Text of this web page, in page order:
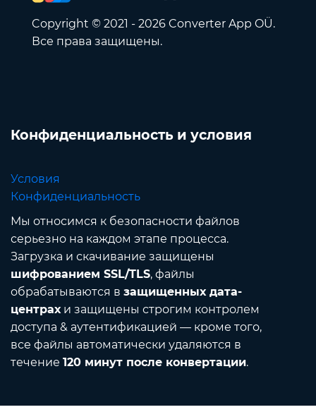
Copyright © 2021 - 2026 Converter App OÜ.
Все права защищены.
Конфиденциальность и условия
Условия
Конфиденциальность
Мы относимся к безопасности файлов
серьезно на каждом этапе процесса.
Загрузка и скачивание защищены
шифрованием SSL/TLS, файлы
обрабатываются в защищенных дата-
центрахи защищены строгим контролем
доступа & аутентификацией — кроме того,
все файлы автоматически удаляются в
течение 120 минут после конвертации.